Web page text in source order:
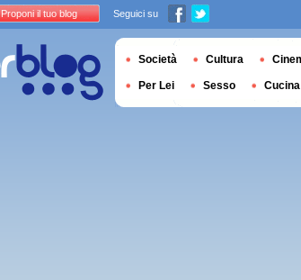
Proponi il tuo blog Seguici su
Società Cultura
Per Lei Sesso Cucina